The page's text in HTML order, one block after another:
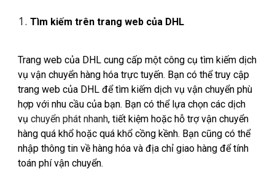
Tìm kiếm trên trang web của DHL
Trang web của DHL cung cấp một công cụ tìm kiếm dịch
vụ vận chuyển hàng hóa trực tuyến. Bạn có thể truy cập
trang web của DHL để tìm kiếm dịch vụ vận chuyển phù
hợp với nhu cầu của bạn. Bạn có thể lựa chọn các dịch
vụchuyển phát nhanh, tiết kiệm hoặc hỗ trợ vận chuyển
hàng quá khổ hoặc quá khổ cồng kềnh. Bạn cũng có thể
nhập thông tin về hàng hóa và địa chỉ giao hàng để tính
toán phí vận chuyển.